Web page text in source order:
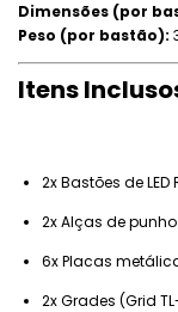
Dimensões (por
Peso (por bastão):
Itens
2x Bastões de LED
2x Alças de punho
6x Placas
2x Grades (Grid